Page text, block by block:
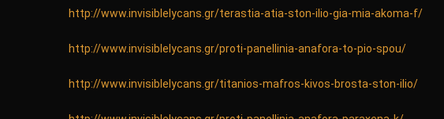
http://www.invisiblelycans.gr/terastia-atia-ston-ilio-gia-mia-akoma-f/
http://www.invisiblelycans.gr/proti-panellinia-anafora-to-pio-spou/
http://www.invisiblelycans.gr/titanios-mafros-kivos-brosta-ston-ilio/